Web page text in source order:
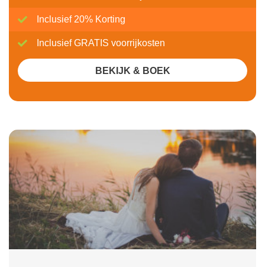
Inclusief 20% Korting
Inclusief GRATIS voorrijkosten
BEKIJK & BOEK